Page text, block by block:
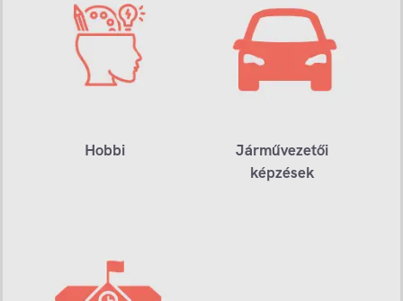
Hobbi
Járművezetői
képzések